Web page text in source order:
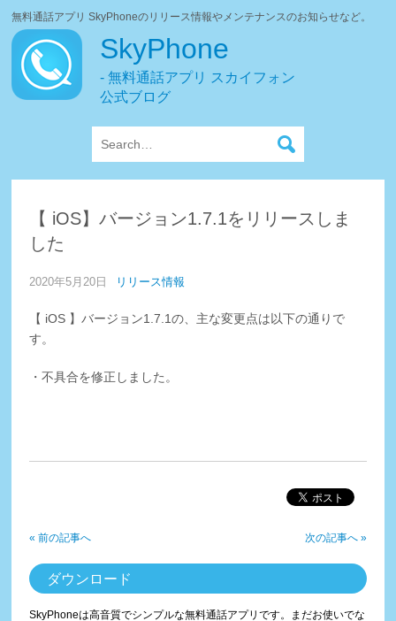
無料通話アプリ SkyPhoneのリリース情報やメンテナンスのお知らせなど。
SkyPhone
- 無料通話アプリ スカイフォン
公式ブログ
【 iOS】バージョン1.7.1をリリースしま
した
2020年5月20日 リリース情報
【 iOS 】バージョン1.7.1の、主な変更点は以下の通りで
す。
・不具合を修正しました。
« 前の記事へ 次の記事へ »
ダウンロード
SkyPhoneは高音質でシンプルな無料通話アプリです。まだお使いでな